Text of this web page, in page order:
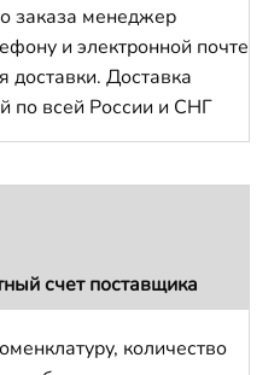
заказа менеджер
и электронной почте
доставки. Доставка
по всей России и СНГ
счет поставщика
количество